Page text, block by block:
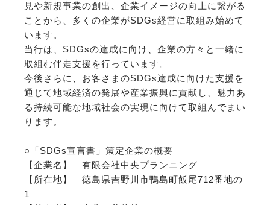
見や新規事業の創出、企業イメージの向上に繋がる
ことから、多くの企業がSDGs経営に取組み始めて
います。
当行は、SDGsの達成に向け、企業の方々と一緒に
取組む伴走支援を行っています。
今後さらに、お客さまのSDGs達成に向けた支援を
通じて地域経済の発展や産業振興に貢献し、魅力あ
る持続可能な地域社会の実現に向けて取組んでまい
ります。
○「SDGs宣言書」策定企業の概要
【企業名】 有限会社中央プランニング
【所在地】 徳島県吉野川市鴨島町飯尾712番地の
1